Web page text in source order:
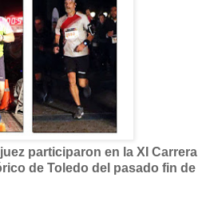
participaron en la XI Carrera
de Toledo del pasado fin de